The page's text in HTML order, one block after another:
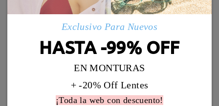
5-7 días laborales
detalles
Llegado
26,95 € S74328
Exclusivo Para Nuevos
HASTA -99% OFF
EN MONTURAS
+ -20% Off Lentes
¡Toda la web con descuento!